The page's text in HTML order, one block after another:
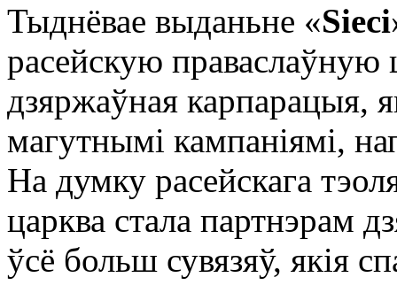
Тыднёвае выданьне «Sieci
расейскую праваслаўную
дзяржаўная карпарацыя,
магутнымі кампаніямі,
На думку расейскага
царква стала партнэрам
ўсё больш сувязяў, якія